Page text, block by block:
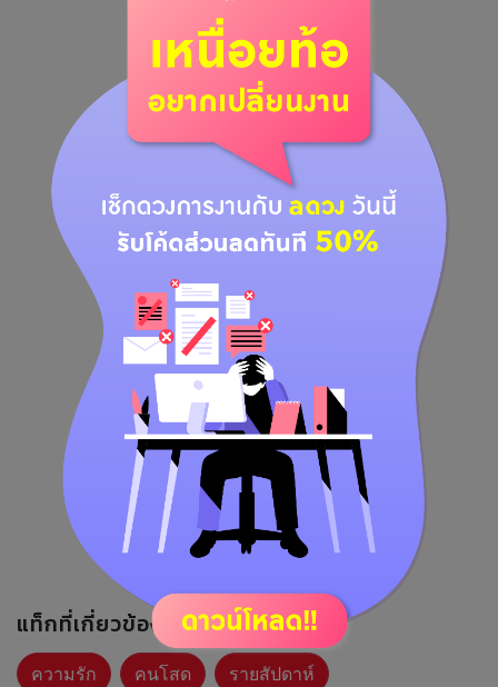
แท็กที่เกี่ยวข้อง :
ความรัก คนโสด รายสัปดาห์